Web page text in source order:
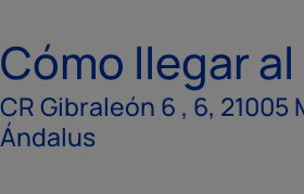
Cómo llegar
CR Gibraleón 6 , 6, 21005
Ándalus